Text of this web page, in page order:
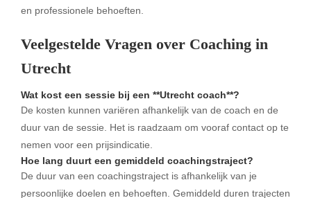
en professionele behoeften.
Veelgestelde Vragen over Coaching in
Utrecht
Wat kost een sessie bij een **Utrecht coach**?
De kosten kunnen variëren afhankelijk van de coach en de
duur van de sessie. Het is raadzaam om vooraf contact op te
nemen voor een prijsindicatie.
Hoe lang duurt een gemiddeld coachingstraject?
De duur van een coachingstraject is afhankelijk van je
persoonlijke doelen en behoeften. Gemiddeld duren trajecten